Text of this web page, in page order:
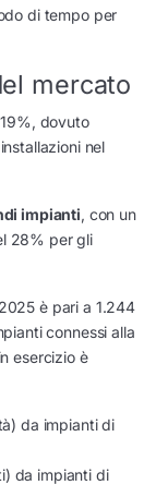
di tempo per
mercato
dovuto
nel
impianti, con un
28% per gli
è pari a 1.244
connessi alla
esercizio è
da impianti di
da impianti di